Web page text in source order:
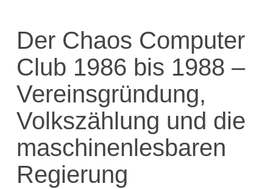
Der Chaos Computer
Club 1986 bis 1988 –
Vereinsgründung,
Volkszählung und die
maschinenlesbaren
Regierung